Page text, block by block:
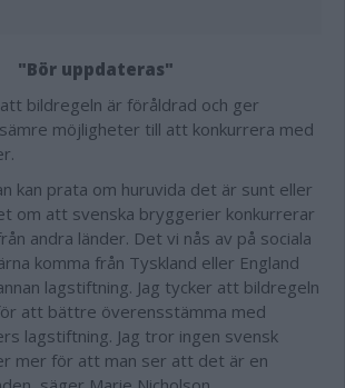
"Bör uppdateras"
bildregeln är föråldrad och ger
möjligheter till att konkurrera med
kan prata om huruvida det är sunt eller
om att svenska bryggerier konkurrerar
andra länder. Det vi nås av på sociala
komma från Tyskland eller England
lagstiftning. Jag tycker att bildregeln
att bättre överensstämma med
lagstiftning. Jag tror ingen svensk
mer för att man ser att det är en